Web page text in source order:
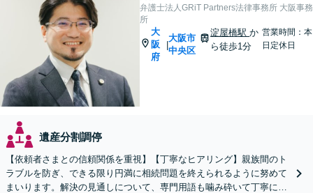
弁護士法人GRiT Partners法律事務所 大阪事務
所
大
阪
府
|
大阪市
中央区
淀屋橋駅か
ら徒歩1分
営業時間：本
日定休日
遺産分割調停
【依頼者さまとの信頼関係を重視】【丁寧なヒアリング】親族間のト
ラブルを防ぎ、できる限り円満に相続問題を終えられるように努めて
まいります。解決の見通しについて、専門用語も噛み砕いて丁寧にご